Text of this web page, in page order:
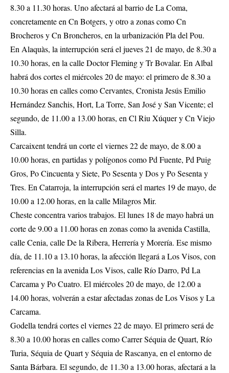
8.30 a 11.30 horas. Uno afectará al barrio de La Coma,
concretamente en Cn Botgers, y otro a zonas como Cn
Brocheros y Cn Broncheros, en la urbanización Pla del Pou.
En Alaquàs, la interrupción será el jueves 21 de mayo, de 8.30 a
10.30 horas, en la calle Doctor Fleming y Tr Bovalar. En Albal
habrá dos cortes el miércoles 20 de mayo: el primero de 8.30 a
10.30 horas en calles como Cervantes, Cronista Jesús Emilio
Hernández Sanchis, Hort, La Torre, San José y San Vicente; el
segundo, de 11.00 a 13.00 horas, en Cl Riu Xúquer y Cn Viejo
Silla.
Carcaixent tendrá un corte el viernes 22 de mayo, de 8.00 a
10.00 horas, en partidas y polígonos como Pd Fuente, Pd Puig
Gros, Po Cincuenta y Siete, Po Sesenta y Dos y Po Sesenta y
Tres. En Catarroja, la interrupción será el martes 19 de mayo, de
10.00 a 12.00 horas, en la calle Milagros Mir.
Cheste concentra varios trabajos. El lunes 18 de mayo habrá un
corte de 9.00 a 11.00 horas en zonas como la avenida Castilla,
calle Cenia, calle De la Ribera, Herrería y Morería. Ese mismo
día, de 11.10 a 13.10 horas, la afección llegará a Los Visos, con
referencias en la avenida Los Visos, calle Río Darro, Pd La
Carcama y Po Cuatro. El miércoles 20 de mayo, de 12.00 a
14.00 horas, volverán a estar afectadas zonas de Los Visos y La
Carcama.
Godella tendrá cortes el viernes 22 de mayo. El primero será de
8.30 a 10.00 horas en calles como Carrer Séquia de Quart, Río
Turia, Séquia de Quart y Séquia de Rascanya, en el entorno de
Santa Bárbara. El segundo, de 11.30 a 13.00 horas, afectará a la